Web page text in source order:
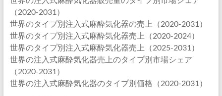
（2020-2031）
世界のタイプ別注入式麻酔気化器の売上（2020-2031）
世界のタイプ別注入式麻酔気化器売上（2020-2024）
世界のタイプ別注入式麻酔気化器売上（2025-2031）
世界の注入式麻酔気化器売上のタイプ別市場シェア
（2020-2031）
世界の注入式麻酔気化器のタイプ別価格（2020-2031）